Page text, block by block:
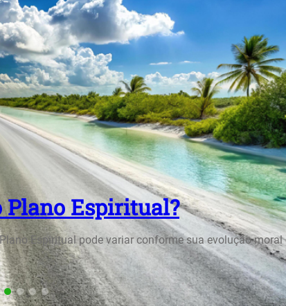
Quase Desencarnação
e pesquisadores há décadas. Segundo os
em situações…